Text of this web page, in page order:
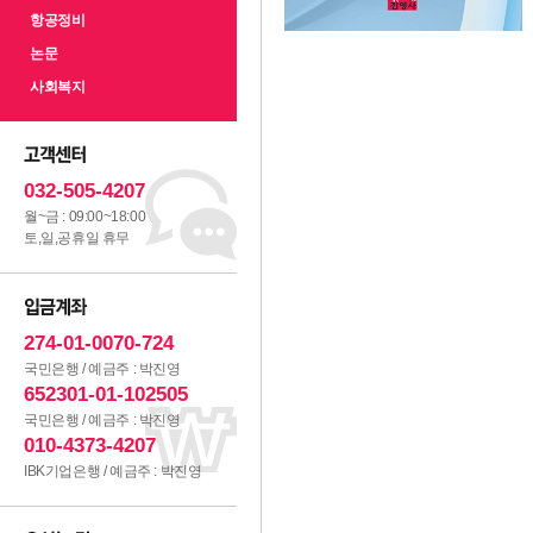
항공정비
논문
사회복지
032-505-4207
월~금 : 09:00~18:00
토,일,공휴일 휴무
274-01-0070-724
국민은행 / 예금주 : 박진영
652301-01-102505
국민은행 / 예금주 : 박진영
010-4373-4207
IBK기업은행 / 예금주 : 박진영